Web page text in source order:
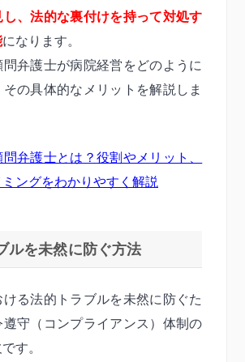
し、法的な裏付けを持って対処す
になります。
問弁護士が病院経営をどのように
の具体的なメリットを解説しま
問弁護士とは？役割やメリット、
ングをわかりやすく解説
ルを未然に防ぐ方法
る法的トラブルを未然に防ぐた
守（コンプライアンス）体制の
す。